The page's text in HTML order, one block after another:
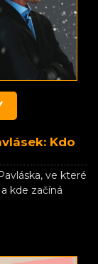
Kdo
ve které
kde začíná